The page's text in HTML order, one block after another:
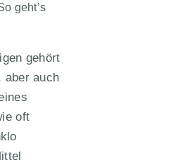
KATZENFUTTER TESTSIEGER
geht’s
gehört
aber auch
oft